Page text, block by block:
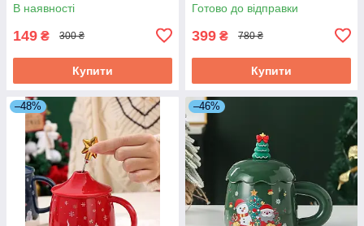
В наявності
149 ₴ 300 ₴
Купити
Готово до відправки
399 ₴ 780 ₴
Купити
–48% –46%